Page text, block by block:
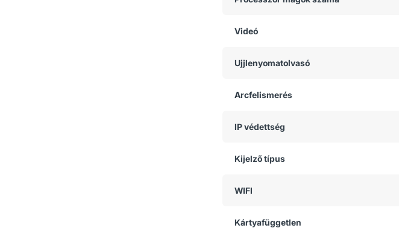
Videó
Ujjlenyomatolvasó
Arcfelismerés
IP védettség
Kijelző típus
WIFI
Kártyafüggetlen